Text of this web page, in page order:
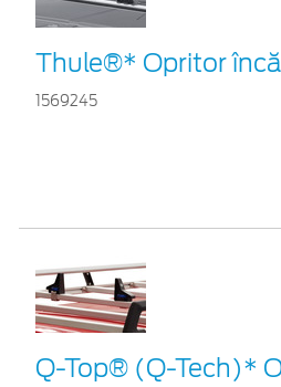
Thule®* Opritor
1569245
Q-Top® (Q-Tech)*